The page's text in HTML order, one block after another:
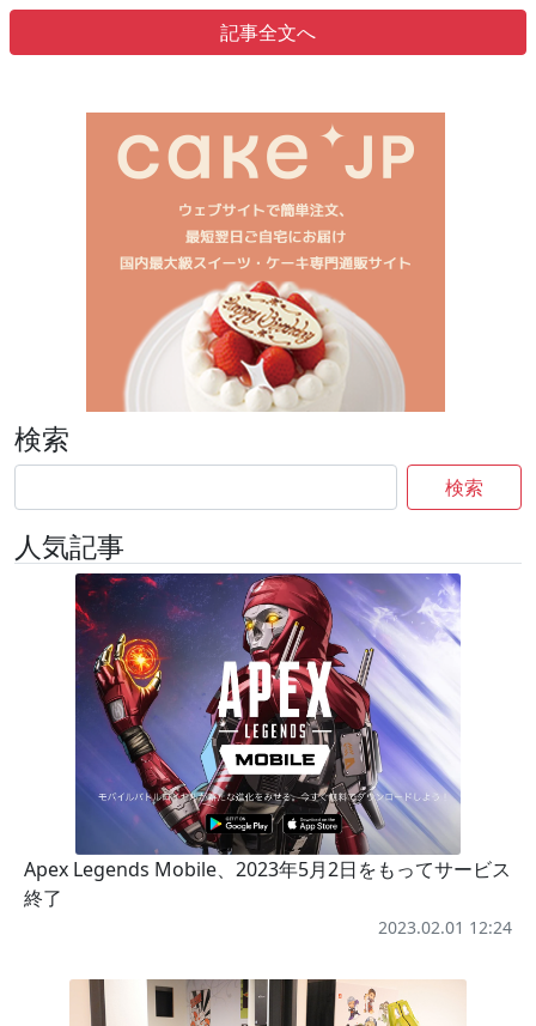
記事全文へ
検索
検索
人気記事
Apex Legends Mobile、2023年5月2日をもってサービス
終了
2023.02.01 12:24